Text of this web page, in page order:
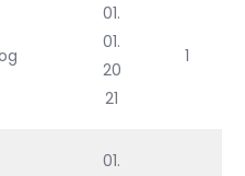
01.
01.
20
21
1
01.